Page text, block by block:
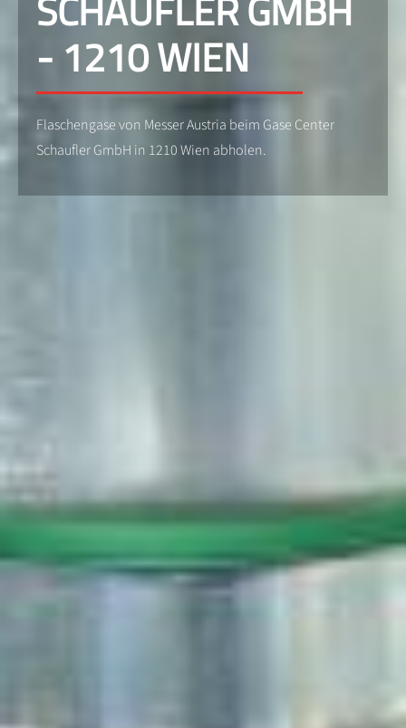
- 1210 WIEN
Flaschengase von Messer Austria beim Gase Center
Schaufler GmbH in 1210 Wien abholen.